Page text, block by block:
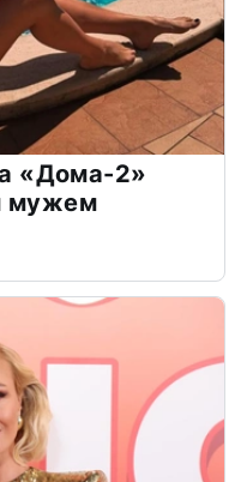
«Дома-2»
мужем